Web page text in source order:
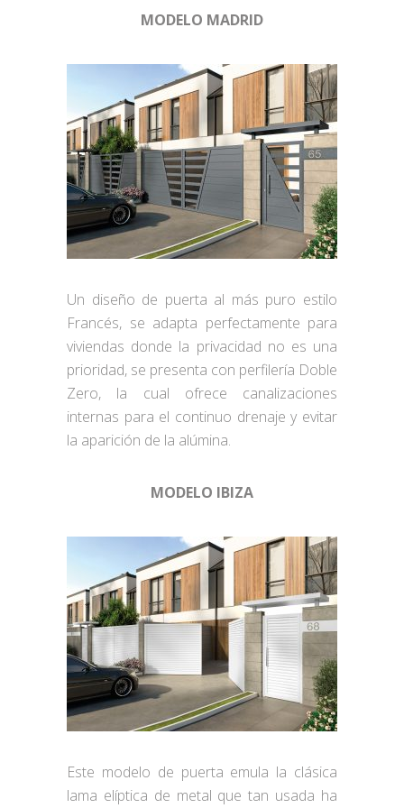
MODELO MADRID
Un diseño de puerta al más puro estilo
Francés, se adapta perfectamente para
viviendas donde la privacidad no es una
prioridad, se presenta con perfilería Doble
Zero, la cual ofrece canalizaciones
internas para el continuo drenaje y evitar
la aparición de la alúmina.
MODELO IBIZA
Este modelo de puerta emula la clásica
lama elíptica de metal que tan usada ha